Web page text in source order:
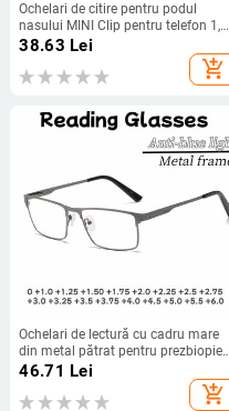
Ochelari de citire pentru podul
nasului MINI Clip pentru telefon 1,0
până la 3,5 Ochelari portabili pentru
38.63 Lei
add_shopping_cart
Ochelari de lectură cu cadru mare
din metal pătrat pentru prezbiopie
pentru bărbați și femei Ochelari de
vedere vintage de înaltă calitate
+1,0 +1,25 până la +6,0
46.71 Lei
add_shopping_cart